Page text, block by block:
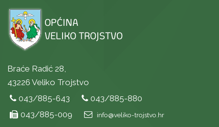
Braće Radić 28,
43226 Veliko Trojstvo
043/885-643
043/885-880
043/885-009
info@veliko-trojstvo.hr